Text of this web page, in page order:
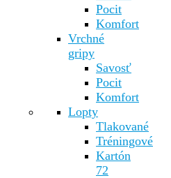
Pocit
Komfort
Vrchné
gripy
Savosť
Pocit
Komfort
Lopty
Tlakované
Tréningové
Kartón
72